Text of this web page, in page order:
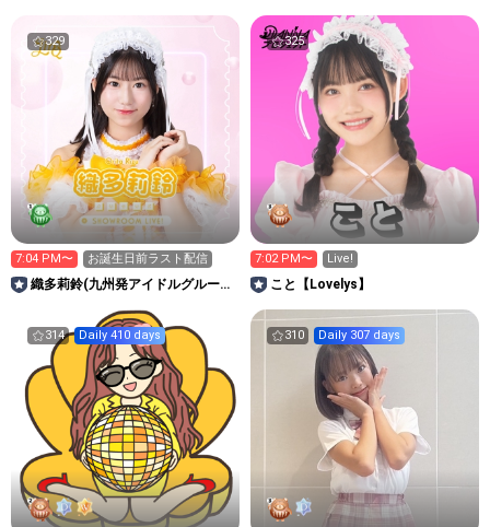
329
7:04 PM〜 お誕生日前ラスト配信
織多莉鈴(九州発アイドルグループ
325
7:02 PM〜 Live!
こと【Lovelys】
314 Daily 410 days 310 Daily 307 days